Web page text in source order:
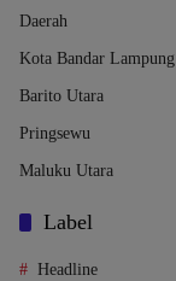
Daerah
Kota Bandar Lampung
Barito Utara
Pringsewu
Maluku Utara
Label
Headline